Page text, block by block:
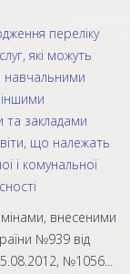
переліку
які можуть
навчальними
та закладами
що належать
і комунальної
внесеними
№939 від
№1056...